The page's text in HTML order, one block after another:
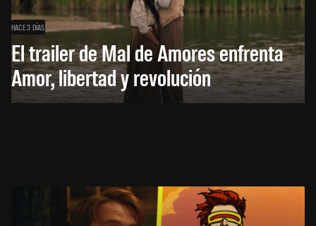
HACE 3 DÍAS
El trailer de Mal de Amores enfrenta
Amor, libertad y revolución